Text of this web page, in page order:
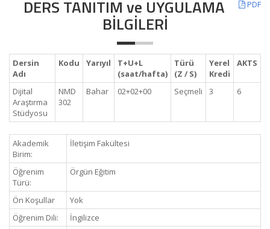
PDF
DERS TANITIM ve UYGULAMA
BİLGİLERİ
Dersin
Adı
Kodu Yarıyıl
T+U+L
(saat/hafta)
Türü
(Z / S)
Yerel
Kredi
AKTS
Dijital
Araştırma
Stüdyosu
NMD
302
Bahar 02+02+00 Seçmeli 3 6
Akademik
Birim:
İletişim Fakültesi
Öğrenim
Türü:
Örgün Eğitim
Ön Koşullar
Yok
Öğrenim Dili:
İngilizce